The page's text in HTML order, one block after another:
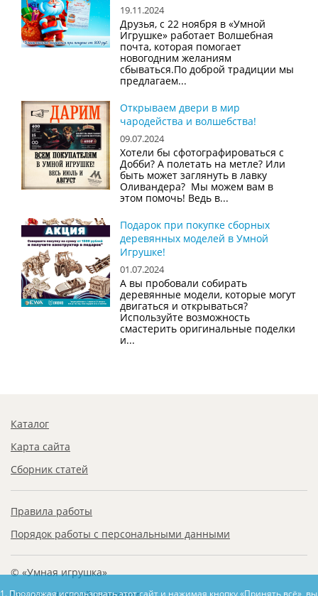
19.11.2024
Друзья, с 22 ноября в «Умной
Игрушке» работает Волшебная
почта, которая помогает
новогодним желаниям
сбываться.По доброй традиции мы
предлагаем...
Открываем двери в мир
чародейства и волшебства!
09.07.2024
Хотели бы сфотографироваться с
Добби? А полетать на метле? Или
быть может заглянуть в лавку
Оливандера? Мы можем вам в
этом помочь! Ведь в...
Подарок при покупке сборных
деревянных моделей в Умной
Игрушке!
01.07.2024
А вы пробовали собирать
деревянные модели, которые могут
двигаться и открываться?
Используйте возможность
смастерить оригинальные поделки
и...
Каталог
Карта сайта
Сборник статей
Правила работы
Порядок работы с персональными данными
© «Умная игрушка»
1. Продолжая использовать этот сайт и нажимая кнопку «Принять всё»,